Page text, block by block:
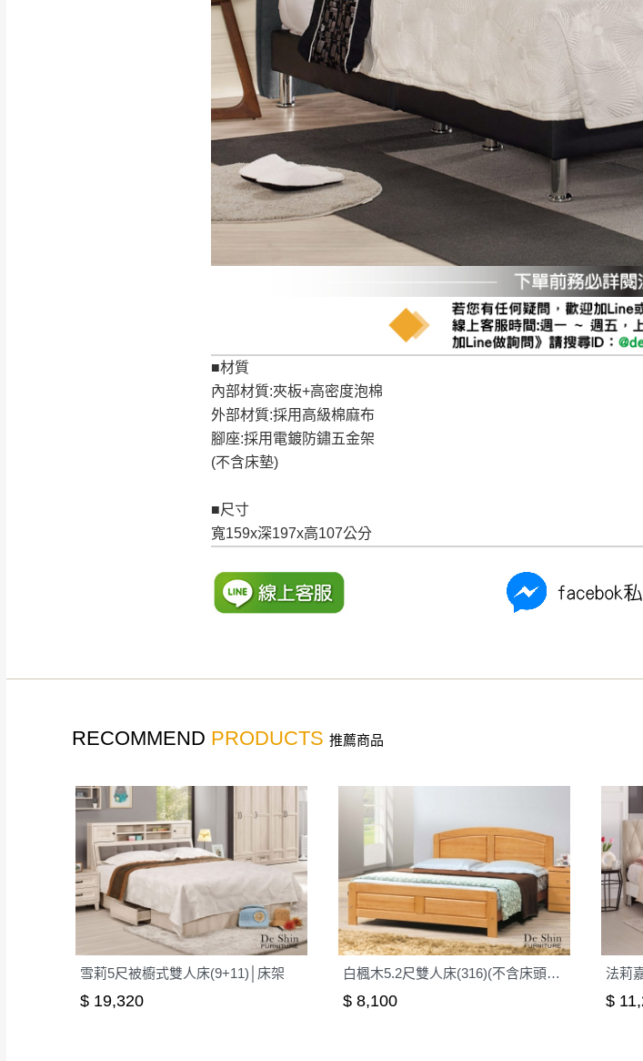
■材質
內部材質:夾板+高密度泡棉
外部材質:採用高級棉麻布
腳座:採用電鍍防鏽五金架
(不含床墊)
■尺寸
寬159x深197x高107公分
苗栗
$ 9,000以上：免運費
$ 9,000以下：NT$500元
＊A108產品另收運費
配送天數：
到貨時間：指定送貨日當
｜周（一）配送部門固
台北市、新北市地區固定每
彰化、南投、雲林、嘉義、台南、高雄、屏
@dershin ）
加收說明
其它注意事項
本司貨車運送如因路況不佳、天候惡劣、過於偏遠之山區內
保護物流人員的工作安全，賣家無提供吊掛服務，若需以吊
因大型傢俱有組裝、配送的問題，並非一般快速到貨商品，
務。
期間，恕暫停百貨公司相關運送 》
若您選擇三聯式或索取兩聯式發票，發票將於商品完成出
送達，如遇國定假日將順延寄送。
退換貨說明：
若收到不良品，請於到貨日起七日內通知本公司客服
所有退回及換貨之商品必須是全新狀態且完整包裝，
品、附件、包裝、廠商紙及所有附隨文件或資料之
由於透過電腦螢幕選購商品，可能會因個人電腦螢幕
質感稍有不同，如因此而需退換貨，需自付來回運費
是否合適)。
訂購前請確認商品尺寸，大型物件因為人工丈量，
非因本公司問題而需退換貨，請於收到貨7日內通知
狀態與完整包裝。鑑賞期間若發生非本司因素致使之
台北市、新北市地區固定每周(三)、(日)兩天收送貨，
為因素導致商品損壞、零件短缺，則維修、搬運費用
者同意將會進行維修)。
到貨7日內為鑑賞期(注意:鑑賞期非試用期)，若非商
▪️訂單成立時請儘速於三日內完成付款，
▪️三 日內若未接獲您的匯款或轉帳通知，商品將不予保留(訂
▪️ 無回收家具服務，若需回收家具可聯絡當地請清潔隊回收,
RECOMMEND PRODUCTS 推薦商品
雪莉5尺被櫥式雙人床(9+11)│床架
$ 19,320
白楓木5.2尺雙人床(316)(不含床頭櫃)│床架
$ 8,100
法莉
$